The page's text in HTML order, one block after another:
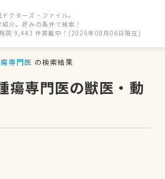
クターズ・ファイル。
介。好みの条件で検索！
院 9,443 件掲載中！(2026年08月06日現在)
専門医 の検索結果
瘍専門医の獣医・動